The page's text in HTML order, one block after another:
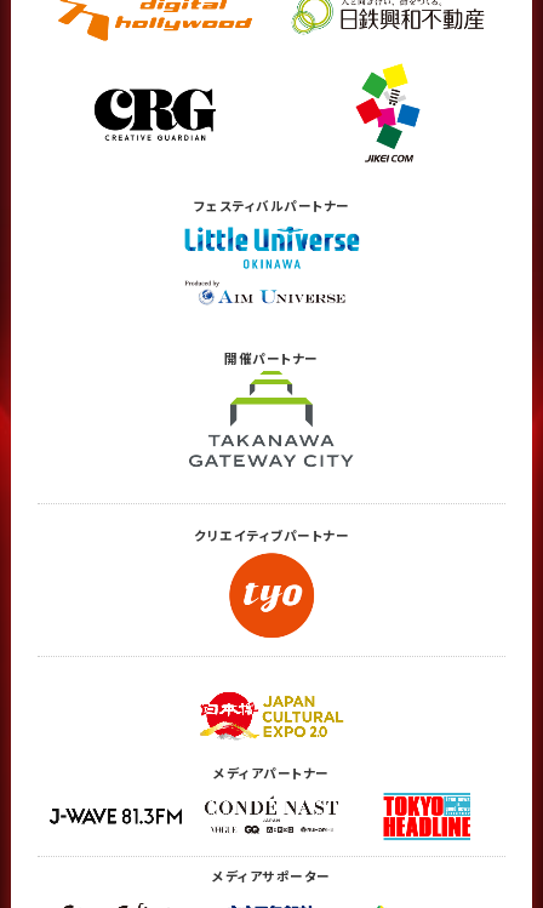
フェスティバルパートナー
開催パートナー
クリエイティブパートナー
メディアパートナー
メディアサポーター